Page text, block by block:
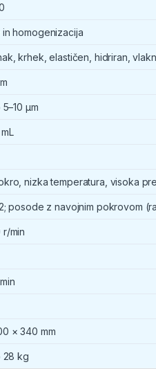
homogenizacija
krhek, elastičen, hidriran,
μm
nizka temperatura, visoka
posode z navojnim pokrovom
r/min
× 340 mm
28 kg